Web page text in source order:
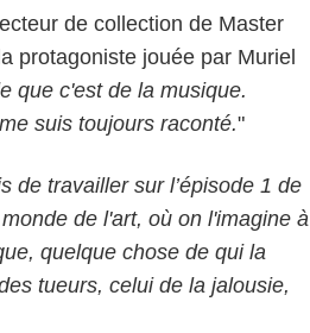
de collection de Master
protagoniste jouée par Muriel
que c'est de la musique.
suis toujours raconté."
de travailler sur l’épisode 1 de
de l'art, où on l'imagine à
quelque chose de qui la
tueurs, celui de la jalousie,